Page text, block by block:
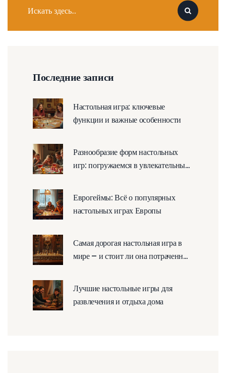
Последние записи
Настольная игра: ключевые
функции и важные особенности
Разнообразие форм настольных
игр: погружаемся в увлекательный
Еврогеймы: Всё о популярных
настольных играх Европы
Самая дорогая настольная игра в
мире – и стоит ли она потраченных
Лучшие настольные игры для
развлечения и отдыха дома